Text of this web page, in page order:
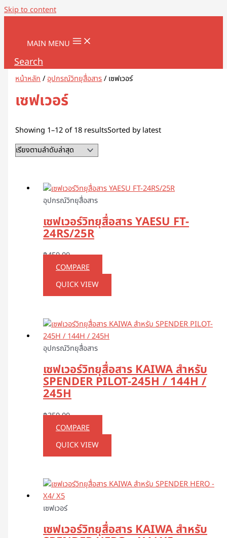
Skip to content
MAIN MENU
Search
หน้าหลัก/อุปกรณ์วิทยุสื่อสาร/ เซฟเวอร์
เซฟเวอร์
Showing 1–12 of 18 resultsSorted by latest
อุปกรณ์วิทยุสื่อสาร
เซฟเวอร์วิทยุสื่อสาร YAESU FT-
24RS/25R
฿450.00
COMPARE
QUICK VIEW
อุปกรณ์วิทยุสื่อสาร
เซฟเวอร์วิทยุสื่อสาร KAIWA สำหรับ
SPENDER PILOT-245H / 144H /
245H
฿350.00
COMPARE
QUICK VIEW
เซฟเวอร์
เซฟเวอร์วิทยุสื่อสาร KAIWA สำหรับ